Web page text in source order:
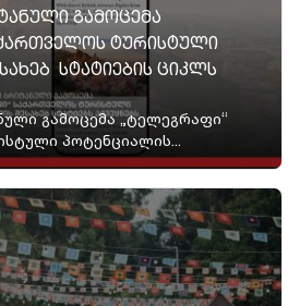
ᲒᲐᲛᲝᲪᲔᲛᲐ
ᲢᲣᲠᲘᲡᲢᲣᲚᲘ
ᲡᲢᲐᲢᲘᲔᲑᲘᲡ ᲪᲘᲙᲚᲡ
გამოცემა „ტელეგრაფი“
პოტენციალის...